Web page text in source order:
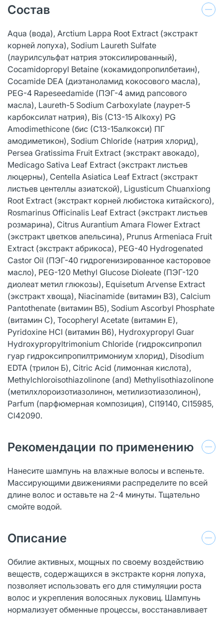
Состав
Aqua (вода), Arctium Lappa Root Extract (экстракт
корней лопуха), Sodium Laureth Sulfate
(лаурилсульфат натрия этоксилированный),
Cocamidopropyl Betaine (кокамидопропилбетаин),
Cocamide DEA (диэтаноламид кокосового масла),
PEG-4 Rapeseedamide (ПЭГ-4 амид рапсового
масла), Laureth-5 Sodium Carboxylate (лаурет-5
карбоксилат натрия), Bis (C13-15 Alkoxy) PG
Amodimethicone (бис (С13-15алкокси) ПГ
амодиметикон), Sodium Chloride (натрия хлорид),
Persea Gratissima Fruit Extract (экстракт авокадо),
Medicago Sativa Leaf Extract (экстракт листьев
люцерны), Centella Asiatica Leaf Extract (экстракт
листьев центеллы азиатской), Ligusticum Chuanxiong
Root Extract (экстракт корней любистока китайского),
Rosmarinus Officinalis Leaf Extract (экстракт листьев
розмарина), Citrus Aurantium Amara Flower Extract
(экстракт цветков апельсина), Prunus Armeniaca Fruit
Extract (экстракт абрикоса), PEG-40 Hydrogenated
Castor Oil (ПЭГ-40 гидрогенизированное касторовое
масло), PEG-120 Methyl Glucose Dioleate (ПЭГ-120
диолеат метил глюкозы), Equisetum Arvense Extract
(экстракт хвоща), Niacinamide (витамин В3), Calcium
Pantothenate (витамин В5), Sodium Ascorbyl Phosphate
(витамин С), Tocopheryl Acetate (витамин Е),
Pyridoxine HCI (витамин В6), Hydroxypropyl Guar
Hydroxypropyltrimonium Chloride (гидроксипропил
гуар гидроксипропилтримониум хлорид), Disodium
EDTA (трилон Б), Citric Acid (лимонная кислота),
Methylchloroisothiazolinone (and) Methylisothiazolinone
(метилхлороизотиазолинон, метилизотиазолинон),
Parfum (парфюмерная композиция), Cl19140, Cl15985,
Cl42090.
Рекомендации по применению
Нанесите шампунь на влажные волосы и вспеньте.
Массирующими движениями распределите по всей
длине волос и оставьте на 2-4 минуты. Тщательно
смойте водой.
Описание
Обилие активных, мощных по своему воздействию
веществ, содержащихся в экстракте корня лопуха,
позволяет использовать его для стимуляции роста
волос и укрепления волосяных луковиц. Шампунь
нормализует обменные процессы, восстанавливает